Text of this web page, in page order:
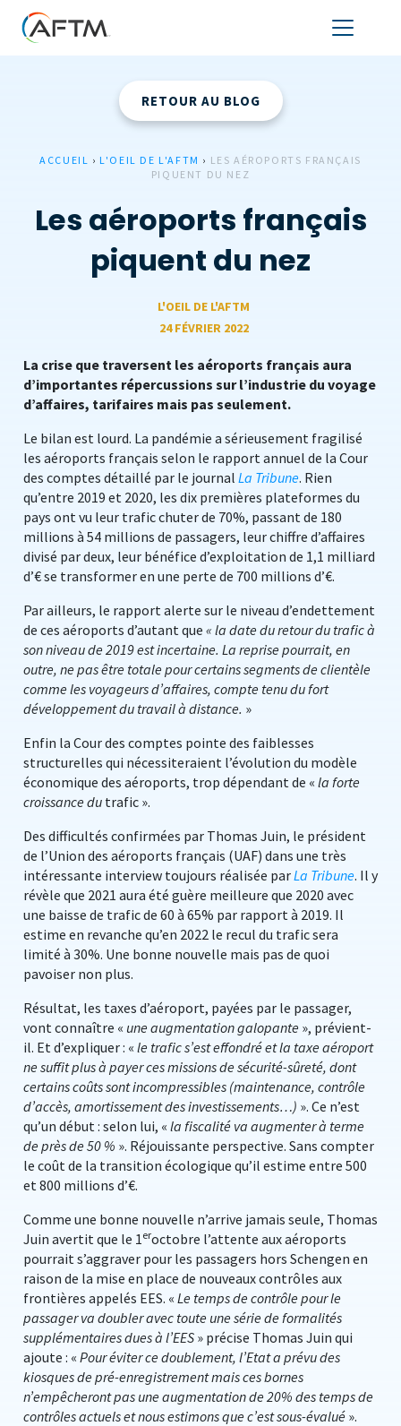
RETOUR AU BLOG
ACCUEIL › L'OEIL DE L'AFTM › LES AÉROPORTS FRANÇAIS
PIQUENT DU NEZ
Les aéroports français
piquent du nez
L'OEIL DE L'AFTM
24 FÉVRIER 2022
La crise que traversent les aéroports français aura
d’importantes répercussions sur l’industrie du voyage
d’affaires, tarifaires mais pas seulement.
Le bilan est lourd. La pandémie a sérieusement fragilisé
les aéroports français selon le rapport annuel de la Cour
des comptes détaillé par le journal La Tribune. Rien
qu’entre 2019 et 2020, les dix premières plateformes du
pays ont vu leur trafic chuter de 70%, passant de 180
millions à 54 millions de passagers, leur chiffre d’affaires
divisé par deux, leur bénéfice d’exploitation de 1,1 milliard
d’€ se transformer en une perte de 700 millions d’€.
Par ailleurs, le rapport alerte sur le niveau d’endettement
de ces aéroports d’autant que « la date du retour du trafic à
son niveau de 2019 est incertaine. La reprise pourrait, en
outre, ne pas être totale pour certains segments de clientèle
comme les voyageurs d’affaires, compte tenu du fort
développement du travail à distance. »
Enfin la Cour des comptes pointe des faiblesses
structurelles qui nécessiteraient l’évolution du modèle
économique des aéroports, trop dépendant de « la forte
croissance du trafic ».
Des difficultés confirmées par Thomas Juin, le président
de l’Union des aéroports français (UAF) dans une très
intéressante interview toujours réalisée parLa Tribune. Il y
révèle que 2021 aura été guère meilleure que 2020 avec
une baisse de trafic de 60 à 65% par rapport à 2019. Il
estime en revanche qu’en 2022 le recul du trafic sera
limité à 30%. Une bonne nouvelle mais pas de quoi
pavoiser non plus.
Résultat, les taxes d’aéroport, payées par le passager,
vont connaître « une augmentation galopante », prévient-
il. Et d’expliquer : « le trafic s’est effondré et la taxe aéroport
ne suffit plus à payer ces missions de sécurité-sûreté, dont
certains coûts sont incompressibles (maintenance, contrôle
d’accès, amortissement des investissements…) ». Ce n’est
qu’un début : selon lui, « la fiscalité va augmenter à terme
de près de 50 % ». Réjouissante perspective. Sans compter
le coût de la transition écologique qu’il estime entre 500
et 800 millions d’€.
Comme une bonne nouvelle n’arrive jamais seule, Thomas
Juin avertit que le 1eroctobre l’attente aux aéroports
pourrait s’aggraver pour les passagers hors Schengen en
raison de la mise en place de nouveaux contrôles aux
frontières appelés EES. « Le temps de contrôle pour le
passager va doubler avec toute une série de formalités
supplémentaires dues à l’EES » précise Thomas Juin qui
ajoute : « Pour éviter ce doublement, l’Etat a prévu des
kiosques de pré-enregistrement mais ces bornes
n’empêcheront pas une augmentation de 20% des temps de
contrôles actuels et nous estimons que c’est sous-évalué ».